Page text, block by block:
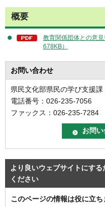
概要
教育関係団体との意
678KB）
お問い合わせ
県民文化部県民の学び支援課
電話番号：026-235-7056
ファックス：026-235-7284
より良いウェブサイトにす
ください
このページの情報は役に立ち